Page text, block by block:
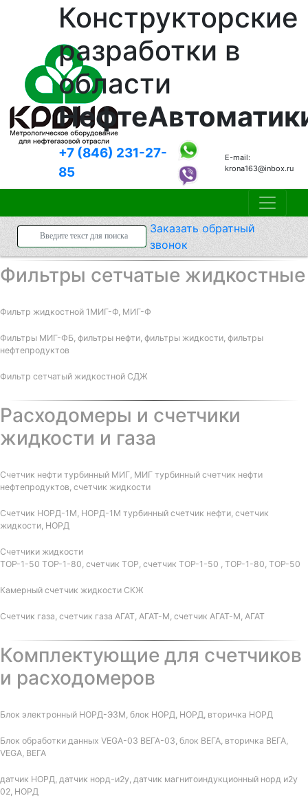
Конструкторские
разработки в
области
+7 (846) 231-27-
85
E-mail:
krona163@inbox.ru
Заказатьобратный
звонок
Фильтры сетчатые жидкостные
Фильтр жидкостной 1МИГ-Ф, МИГ-Ф
Фильтры МИГ-ФБ, фильтры нефти, фильтры жидкости, фильтры
нефтепродуктов
Фильтр сетчатый жидкостной СДЖ
Расходомеры и счетчики
жидкости и газа
Счетчик нефти турбинный МИГ, МИГ турбинный счетчик нефти
нефтепродуктов, счетчик жидкости
Счетчик НОРД-1М, НОРД-1М турбинный счетчик нефти, счетчик
жидкости, НОРД
Счетчики жидкости
ТОР-1-50 ТОР-1-80, счетчик ТОР, счетчик ТОР-1-50 , ТОР-1-80, ТОР-50
Камерный счетчик жидкости СКЖ
Счетчик газа, счетчик газа АГАТ, АГАТ-М, счетчик АГАТ-М, АГАТ
Комплектующие для счетчиков
и расходомеров
Блок электронный НОРД-Э3М, блок НОРД, НОРД, вторичка НОРД
Блок обработки данных VEGA-03 ВЕГА-03, блок ВЕГА, вторичка ВЕГА,
VEGA, ВЕГА
датчик НОРД, датчик норд-и2у, датчик магнитоиндукционный норд и2у
02, НОРД